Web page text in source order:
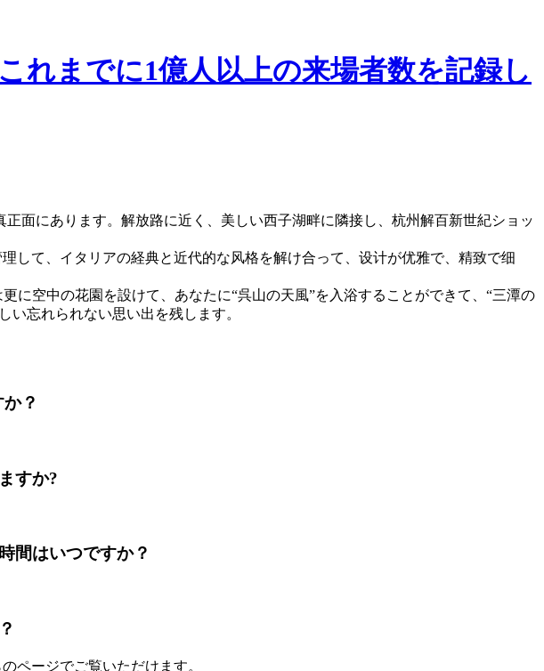
れまでに1億人以上の来場者数を記録し
面にあります。解放路に近く、美しい西子湖畔に隣接し、杭州解百新世紀ショッ
して、イタリアの経典と近代的な风格を解け合って、设计が优雅で、精致で细
空中の花園を設けて、あなたに“呉山の天風”を入浴することができて、“三潭の
い忘れられない思い出を残します。
？
すか?
間はいつですか？
ページでご覧いただけます。